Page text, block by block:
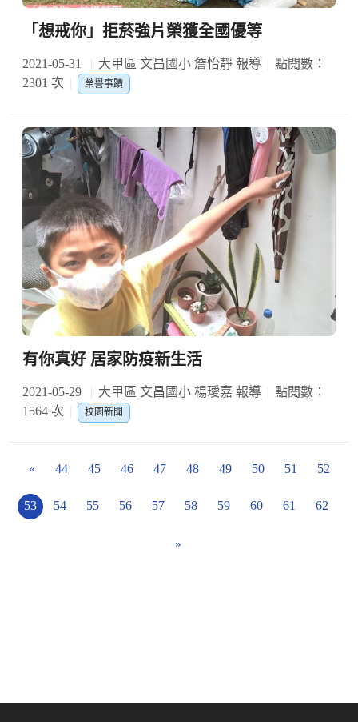
「想戒你」拒菸強片榮獲全國優等
2021-05-31 大甲區 文昌國小 詹怡靜 報導
點閱數：
2301 次
榮譽事蹟
有你真好 居家防疫新生活
2021-05-29 大甲區 文昌國小 楊璦嘉 報導
點閱數：
1564 次
校園新聞
« 44 45 46 47 48 49 50 51 52
53 54 55 56 57 58 59 60 61 62
»